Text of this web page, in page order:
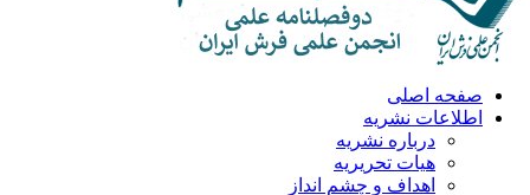
صفحه اصلی
اطلاعات نشریه
درباره نشریه
هیات تحریریه
اهداف و چشم انداز